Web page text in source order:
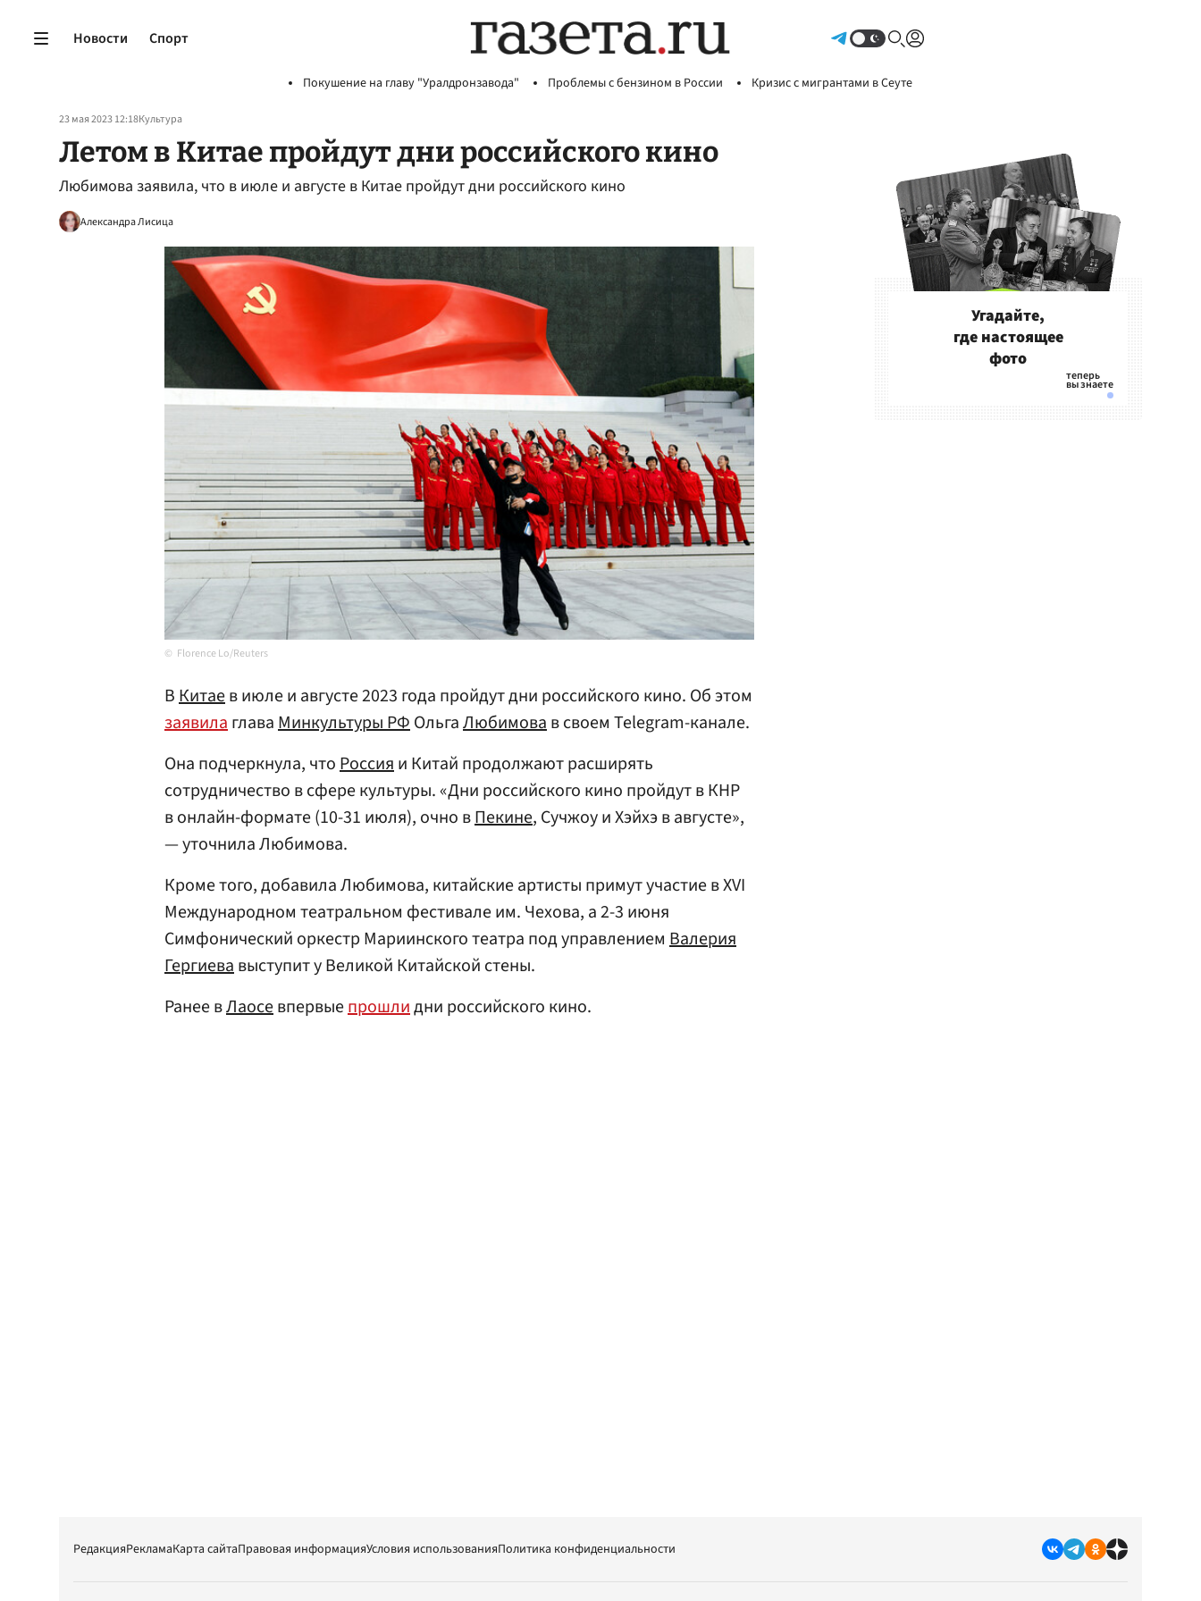
Новости Спорт
Покушение на главу "Уралдронзавода" Проблемы с бензином в России Кризис с мигрантами в Сеуте
23 мая 2023 12:18Культура
Летом в Китае пройдут дни российского кино
Любимова заявила, что в июле и августе в Китае пройдут дни российского кино
Александра Лисица
Florence Lo/Reuters
ВКитаев июле и августе 2023 года пройдут дни российского кино. Об этом
заявилаглаваМинкультуры РФОльгаЛюбимовав своем Telegram-канале.
Она подчеркнула, чтоРоссияи Китай продолжают расширять
сотрудничество в сфере культуры. «Дни российского кино пройдут в КНР
в онлайн-формате (10-31 июля), очно вПекине, Сучжоу и Хэйхэ в августе»,
— уточнила Любимова.
Кроме того, добавила Любимова, китайские артисты примут участие в XVI
Международном театральном фестивале им. Чехова, а 2-3 июня
Симфонический оркестр Мариинского театра под управлением Валерия
Гергиевавыступит у Великой Китайской стены.
Ранее вЛаосевпервыепрошлидни российского кино.
Угадайте,
где настоящее
фото
РедакцияРекламаКарта сайтаПравовая информацияУсловия использованияПолитика конфиденциальности